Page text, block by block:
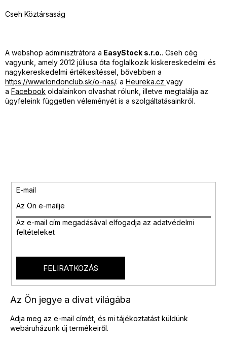
Cseh Köztársaság
A webshop adminisztrátora a EasyStock s.r.o.. Cseh cég
vagyunk, amely 2012 júliusa óta foglalkozik kiskereskedelmi és
nagykereskedelmi értékesítéssel, bővebben a
https://www.londonclub.sk/o-nas/. a Heureka.cz vagy
a Facebook oldalainkon olvashat rólunk, illetve megtalálja az
ügyfeleink független véleményét is a szolgáltatásainkról.
Az Ön jegye a divat világába
Adja meg az e-mail címét, és mi tájékoztatást küldünk
webáruházunk új termékeiről.
E-mail
Az e-mail cím megadásával elfogadja az adatvédelmi
feltételeket
FELIRATKOZÁS